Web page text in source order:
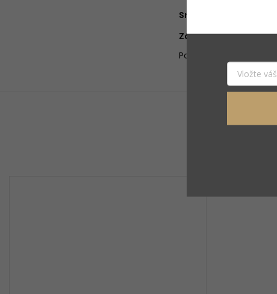
Srdce
Základ:
Položka bola vypredaná…